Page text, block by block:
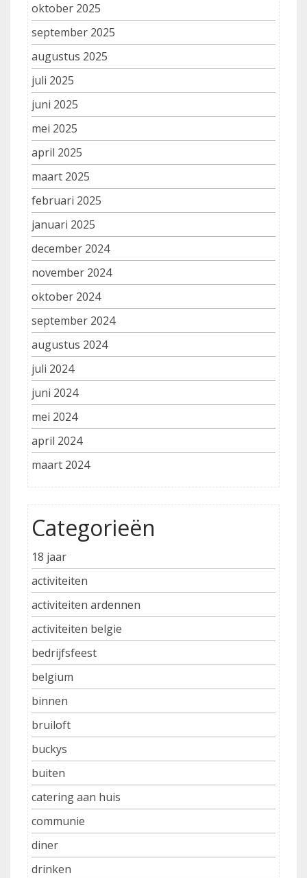
oktober 2025
september 2025
augustus 2025
juli 2025
juni 2025
mei 2025
april 2025
maart 2025
februari 2025
januari 2025
december 2024
november 2024
oktober 2024
september 2024
augustus 2024
juli 2024
juni 2024
mei 2024
april 2024
maart 2024
Categorieën
18 jaar
activiteiten
activiteiten ardennen
activiteiten belgie
bedrijfsfeest
belgium
binnen
bruiloft
buckys
buiten
catering aan huis
communie
diner
drinken